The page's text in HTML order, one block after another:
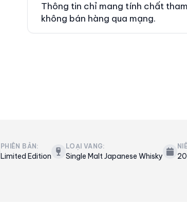
Thông tin chỉ mang tính chất
không bán hàng qua mạng.
PHIÊN BẢN:
Limited Edition
LOẠI VANG:
Single Malt Japanese Whisky